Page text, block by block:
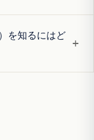
を知るにはど
+